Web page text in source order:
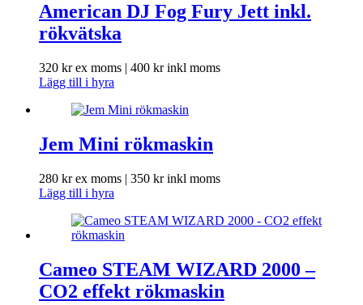
American DJ Fog Fury Jett inkl.
rökvätska
320 krex moms | 400 krinkl moms
Lägg till i hyra
Jem Mini rökmaskin
280 krex moms | 350 krinkl moms
Lägg till i hyra
Cameo STEAM WIZARD 2000 –
CO2 effekt rökmaskin